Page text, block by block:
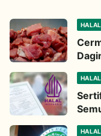
HALAL
HALAL
HALAL